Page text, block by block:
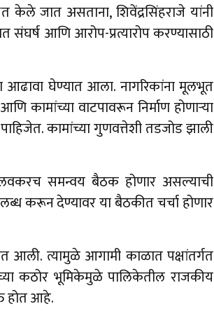
केले जात असताना, शिवेंद्रसिंहराजे यांनी
आणि आरोप-प्रत्यारोप करण्यासाठी
आढावा घेण्यात आला. नागरिकांना मूलभूत
कामांच्या वाटपावरून निर्माण होणाऱ्या
कामांच्या गुणवत्तेशी तडजोड झाली
लवकरच समन्वय बैठक होणार असल्याची
करून देण्यावर या बैठकीत चर्चा होणार
आली. त्यामुळे आगामी काळात पक्षांतर्गत
कठोर भूमिकेमुळे पालिकेतील राजकीय
होत आहे.